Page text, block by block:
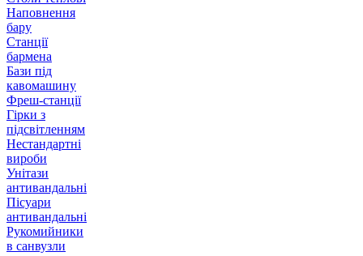
Наповнення
бару
Станції
бармена
Бази під
кавомашину
Фреш-станції
Гірки з
підсвітленням
Нестандартні
вироби
Унітази
антивандальні
Пісуари
антивандальні
Рукомийники
в санвузли